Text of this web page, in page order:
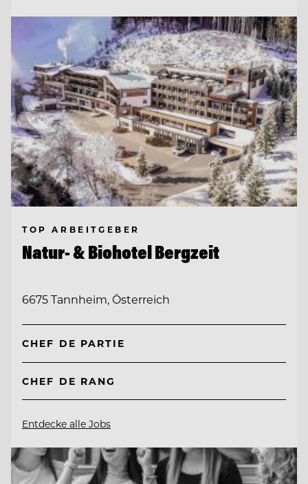
TOP ARBEITGEBER
Natur- & Biohotel Bergzeit
6675 Tannheim, Österreich
CHEF DE PARTIE
CHEF DE RANG
Entdecke alle Jobs